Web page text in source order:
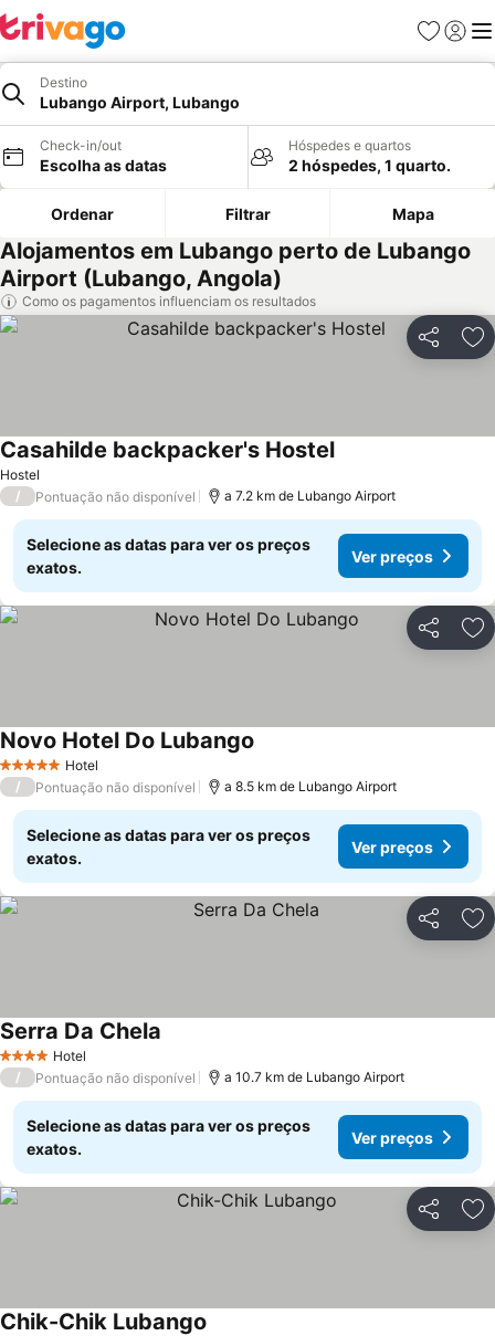
Favoritos
Iniciar
Destino
Lubango Airport, Lubango
Check-in/out
Escolha as datas
Hóspedes e quartos
2 hóspedes, 1 quarto.
Ordenar Filtrar Mapa
Alojamentos em Lubango perto de Lubango
Airport (Lubango, Angola)
Como os pagamentos influenciam os resultados
Partilhar
Hostel
Casahilde backpacker's HostelVer preços
/ Pontuação não disponível a 7.2 km de Lubango Airport
Selecione as datas para ver os preços
exatos.
Ver preços
Partilhar
5 Estrelas Hotel
Novo Hotel Do Lubango
/ Pontuação não disponível a 8.5 km de Lubango Airport
Selecione as datas para ver os preços
exatos.
Ver preços
Partilhar
4 EstrelasHotel
Serra Da Chela
/ Pontuação não disponível a 10.7 km de Lubango Airport
Selecione as datas para ver os preços
exatos.
Ver preços
Partilhar
Chik-Chik Lubango